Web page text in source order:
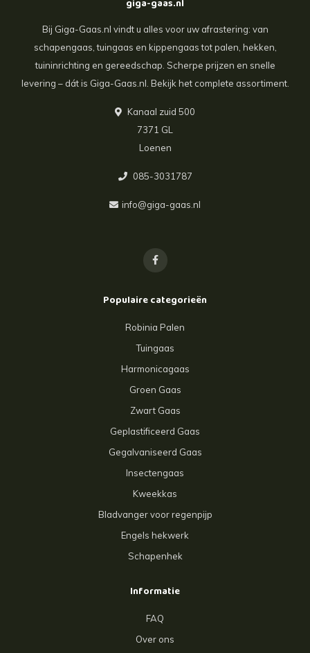
giga-gaas.nl
Bij Giga-Gaas.nl vindt u alles voor uw afrastering: van
schapengaas, tuingaas en kippengaas tot palen, hekken,
tuininrichting en gereedschap. Scherpe prijzen en snelle
levering – dát is Giga-Gaas.nl. Bekijk het complete assortiment.
Kanaal zuid 500
7371 GL
Loenen
085-3031787
info@giga-gaas.nl
Populaire categorieën
Robinia Palen
Tuingaas
Harmonicagaas
Groen Gaas
Zwart Gaas
Geplastificeerd Gaas
Gegalvaniseerd Gaas
Insectengaas
Kweekkas
Bladvanger voor regenpijp
Engels hekwerk
Schapenhek
Informatie
FAQ
Over ons